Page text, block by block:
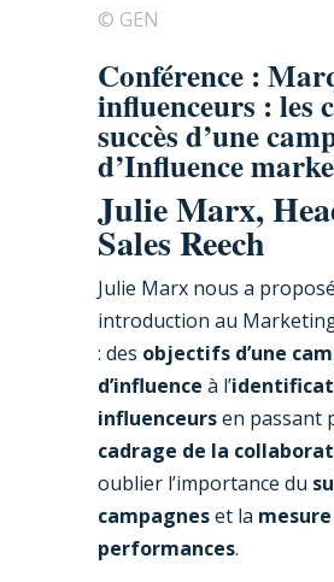
© GEN
Conférence :
influenceurs : les
succès d’une
d’Influence
Julie Marx,
Sales Reech
Julie Marx nous a
introduction au
: des objectifs d’une
d’influence à l’
influenceursen passant
cadrage de la
oublier l’importance du
campagneset la
performances.